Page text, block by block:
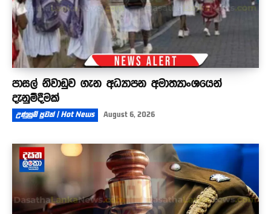
පාසල් නිවාඩුව ගැන අධ්‍යාපන අමාත්‍යාංශයෙන්
දැනුම්දීමක්
උණුසුම් පුවත් | Hot News August 6, 2026